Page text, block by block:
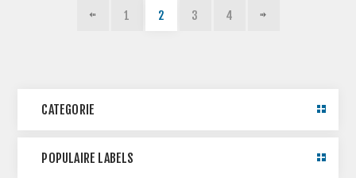
1 2 3 4
CATEGORIE
POPULAIRE LABELS